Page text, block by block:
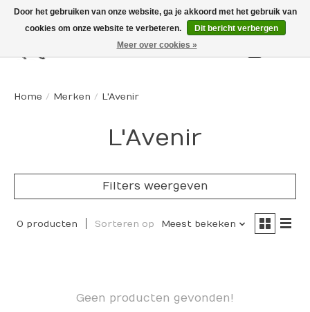
Home / Merken / L'Avenir
L'Avenir
Filters weergeven
0 producten Sorteren op Meest bekeken
Geen producten gevonden!
Door het gebruiken van onze website, ga je akkoord met het gebruik van
cookies om onze website te verbeteren.
Dit bericht verbergen
Meer over cookies »